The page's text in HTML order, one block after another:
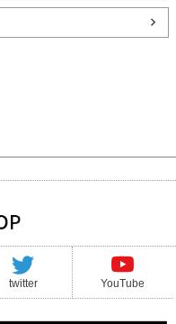
twitter YouTube